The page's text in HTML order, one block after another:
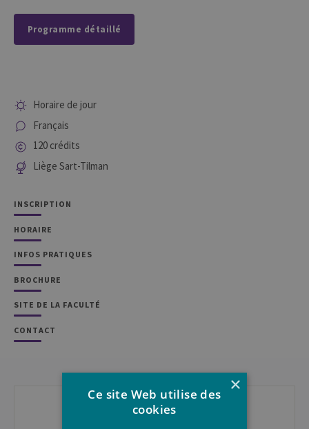
Programme détaillé
Horaire de jour
Français
120 crédits
Liège Sart-Tilman
INSCRIPTION
HORAIRE
INFOS PRATIQUES
BROCHURE
SITE DE LA FACULTÉ
CONTACT
×
Ce site Web utilise des
cookies